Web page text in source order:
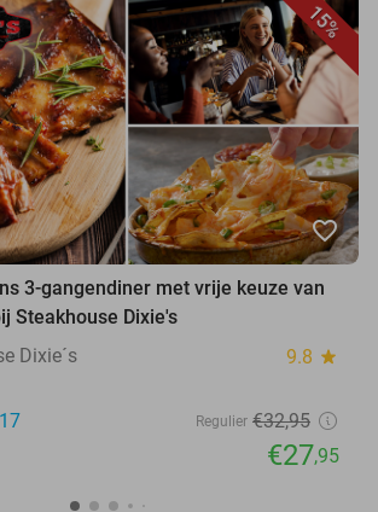
15%
favorite_border
3-gangendiner met vrije keuze van
Steakhouse Dixie's
Dixie´s
9.8 star
Regulier €32,95
€27,95